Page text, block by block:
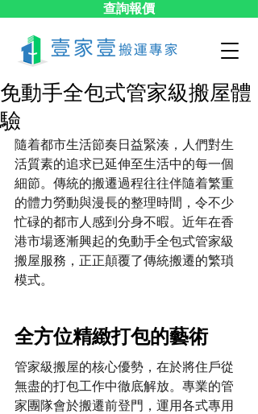
查詢報價
免動手全包式管家級搬屋體
驗
隨着都市生活節奏日益緊湊，人們對生
活質素的追求已延伸至生活中的每一個
細節。傳統的搬遷過程往往伴隨着繁重
的體力勞動與漫長的整理時間，令不少
忙碌的都市人感到分身不暇。近年在香
港市場逐漸興起的免動手全包式管家級
搬屋服務，正正顛覆了傳統搬遷的繁瑣
模式。
全方位精緻打包的藝術
管家級搬屋的核心優勢，在於將住戶從
無盡的打包工作中徹底解放。專業的管
家團隊會於搬遷前登門，運用各式專用